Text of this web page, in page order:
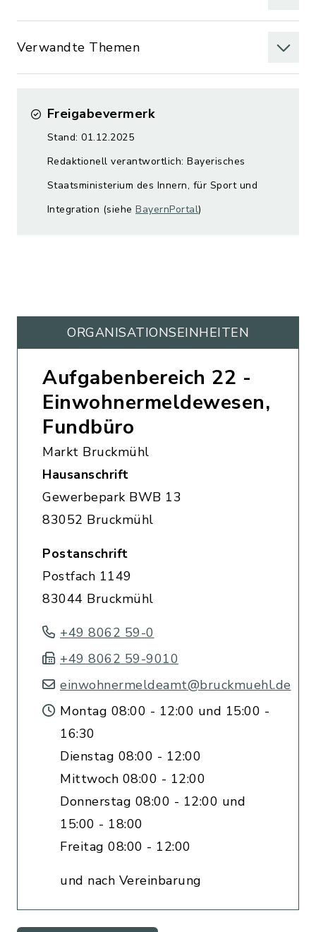
Verwandte Themen
Freigabevermerk
Stand: 01.12.2025
Redaktionell verantwortlich: Bayerisches
Staatsministerium des Innern, für Sport und
Integration (siehe BayernPortal)
ORGANISATIONS­EINHEITEN
Aufgabenbereich 22 -
Einwohnermeldewesen,
Fundbüro
Markt Bruckmühl
Hausanschrift
Gewerbepark BWB 13
83052 Bruckmühl
Postanschrift
Postfach 1149
83044 Bruckmühl
+49 8062 59-0
+49 8062 59-9010
einwohnermeldeamt@bruckmuehl.de
Montag 08:00 - 12:00 und 15:00 -
16:30
Dienstag 08:00 - 12:00
Mittwoch 08:00 - 12:00
Donnerstag 08:00 - 12:00 und
15:00 - 18:00
Freitag 08:00 - 12:00
und nach Vereinbarung